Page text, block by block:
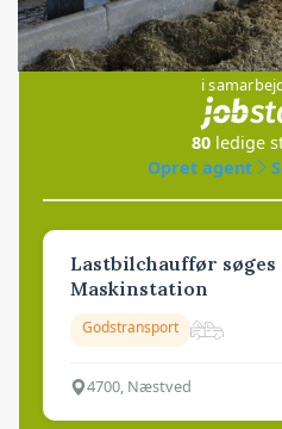
i
80 ledige
Opret agent
Lastbilchauffør
Maskinstation
Godstransport
4700, Næstved